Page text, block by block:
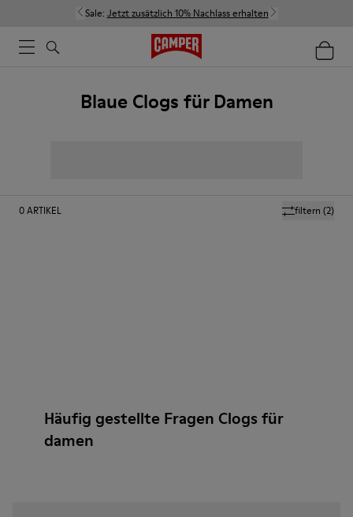
Sale: Jetzt zusätzlich 10% Nachlass erhalten
Blaue Clogs für Damen
filtern (2)
0ARTIKEL
Häufig gestellte Fragen Clogs für
damen